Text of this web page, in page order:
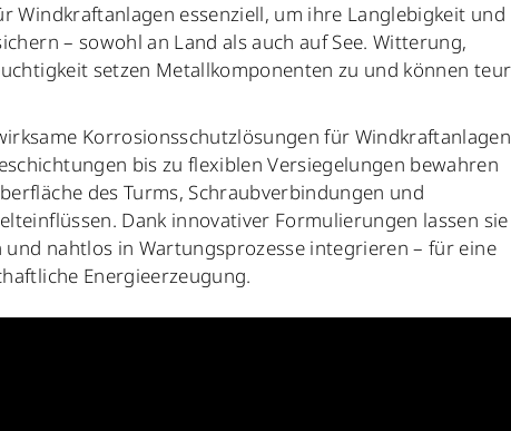
Windkraftanlagen essenziell, um ihre Langlebigkeit und
– sowohl an Land als auch auf See. Witterung,
setzen Metallkomponenten zu und können
Korrosionsschutzlösungen für
bis zu flexiblen Versiegelungen bewahren
des Turms, Schraubverbindungen und
Dank innovativer Formulierungen lassen sie
und nahtlos in Wartungsprozesse integrieren – für eine
Energieerzeugung.